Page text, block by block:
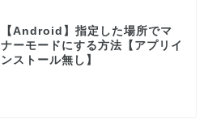
【Android】指定した場所でマ
ナーモードにする方法【アプリイ
ンストール無し】